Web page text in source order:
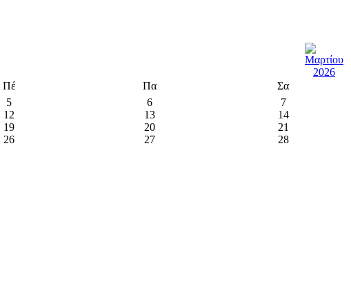
Πέ Πα
Σα
5 6
7
12 13
14
19 20
21
26 27 28